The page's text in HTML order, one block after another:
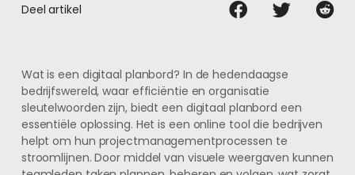
Deel artikel
Wat is een digitaal planbord? In de hedendaagse
bedrijfswereld, waar efficiëntie en organisatie
sleutelwoorden zijn, biedt een digitaal planbord een
essentiële oplossing. Het is een online tool die bedrijven
helpt om hun projectmanagementprocessen te
stroomlijnen. Door middel van visuele weergaven kunnen